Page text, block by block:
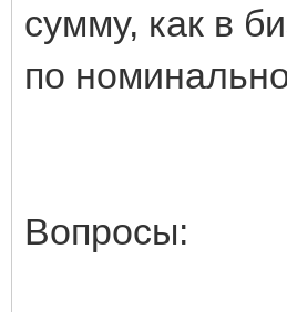
сумму, как в
по
Вопросы: